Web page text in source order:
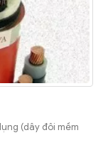
(dây đôi mềm